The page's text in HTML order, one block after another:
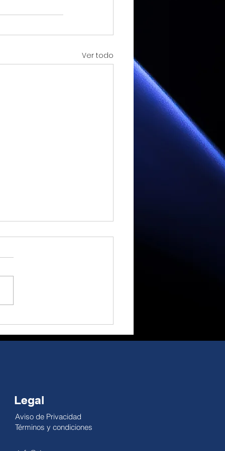
Ver todo
recuperación de
Internacionales
de...
Legal
Aviso de Privacidad
Términos y condiciones